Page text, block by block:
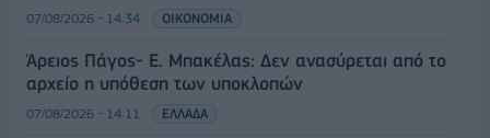
07/08/2026 - 14:34 ΟΙΚΟΝΟΜΙΑ
Άρειος Πάγος- Ε. Μπακέλας: Δεν ανασύρεται από το
αρχείο η υπόθεση των υποκλοπών
07/08/2026 - 14:11 ΕΛΛΑΔΑ